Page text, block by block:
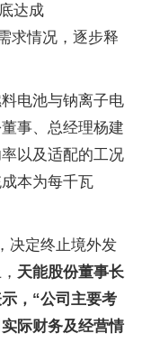
达成
求情况，逐步释
电池与钠离子电
事、总经理杨建
以及适配的工况
本为每千瓦
决定终止境外发
天能股份董事长
，“公司主要考
际财务及经营情